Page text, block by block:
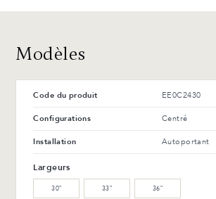
Modèles
Code du produit EE0C2430
Configurations Centré
Installation Autoportant
Largeurs
30″ 33″ 36″